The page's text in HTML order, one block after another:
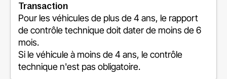
Transaction
Pour les véhicules de plus de 4 ans, le rapport
de contrôle technique doit dater de moins de 6
mois.
Si le véhicule à moins de 4 ans, le contrôle
technique n'est pas obligatoire.